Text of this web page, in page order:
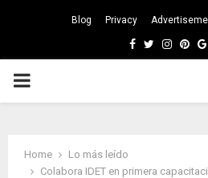
Blog Privacy
Facebook
Twitter
PRIMARY
Home
Lo más leído
Colabora IDET en primera